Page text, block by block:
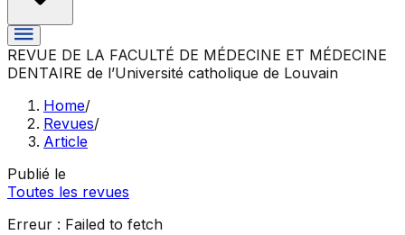
REVUE DE LA FACULTÉ DE MÉDECINE ET MÉDECINE
DENTAIRE de l’Université catholique de Louvain
Home/
Revues/
Article
Publié le
Toutes les revues
Erreur : Failed to fetch